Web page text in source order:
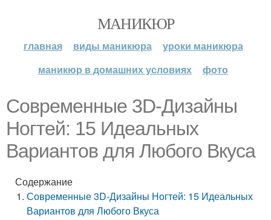
МАНИКЮР
главная виды маникюра
уроки маникюра
маникюр в домашних условиях
фото
Современные 3D-Дизайны
Ногтей: 15 Идеальных
Вариантов для Любого Вкуса
Содержание
Современные 3D-Дизайны Ногтей: 15 Идеальных
Вариантов для Любого Вкуса